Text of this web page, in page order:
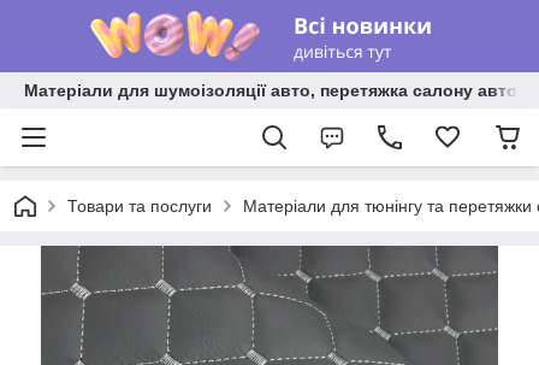
Матеріали для шумоізоляції авто, перетяжка салону авто
Товари та послуги Матеріали для тюнінгу та